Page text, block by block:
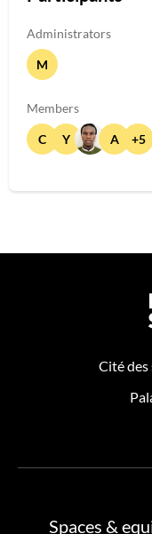
Administrators
M
Members
C Y A +5
Cité
Spaces &